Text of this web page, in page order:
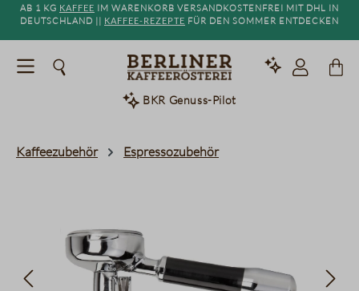
springen
Ab 1 kg Kaffee im Warenkorb versandkostenfrei mit DHL in
Deutschland || Kaffee-Rezepte für den Sommer entdecken
BKR Genuss-Pilot
Kaffeezubehör Espressozubehör